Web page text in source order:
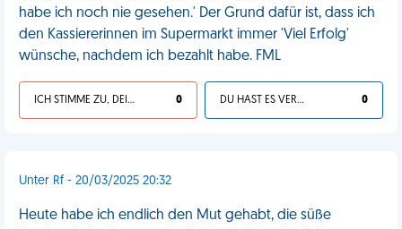
habe ich noch nie gesehen.' Der Grund dafür ist, dass ich
den Kassiererinnen im Supermarkt immer 'Viel Erfolg'
wünsche, nachdem ich bezahlt habe. FML
ICH STIMME ZU, DEIN LEBEN IST SCHEISSE 0 DU HAST ES VERDIENT 0
Unter Rf - 20/03/2025 20:32
Heute habe ich endlich den Mut gehabt, die süße